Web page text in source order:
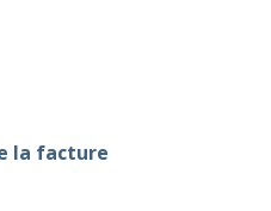
la facture